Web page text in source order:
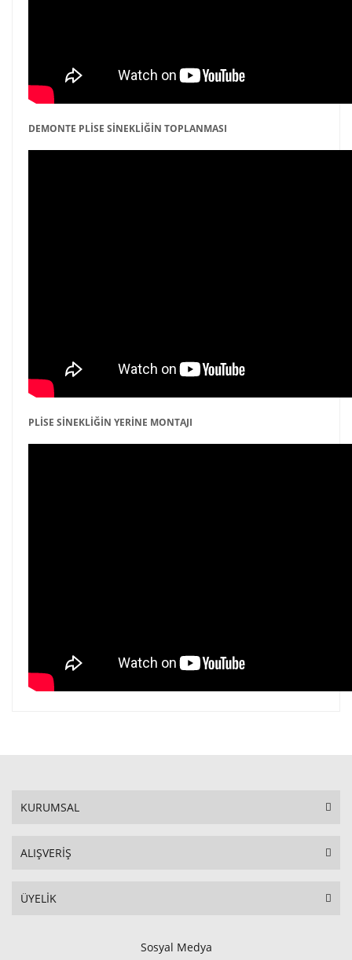
DEMONTE PLİSE SİNEKLİĞİN TOPLANMASI
PLİSE SİNEKLİĞİN YERİNE MONTAJI
KURUMSAL
ALIŞVERİŞ
ÜYELİK
Sosyal Medya